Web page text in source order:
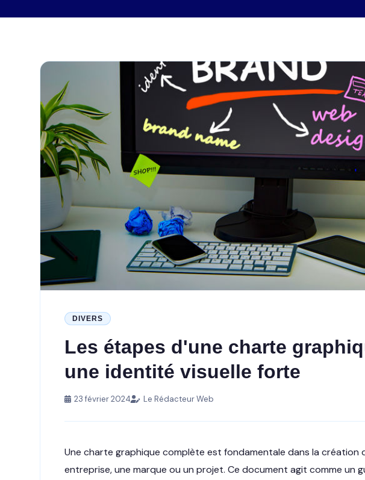
DIVERS
Les étapes d'une charte
une identité visuelle forte
23 février 2024 Le Rédacteur Web
Une charte graphique complète est fondamentale dans la création
entreprise, une marque ou un projet. Ce document agit comme un